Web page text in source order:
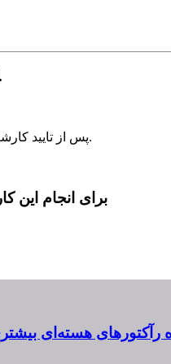
لطفا
پس از تایید کارشناسان سایت، قابل نمایش خواهد بود.
برای انجام این
رآکتورهای هسته‌ای